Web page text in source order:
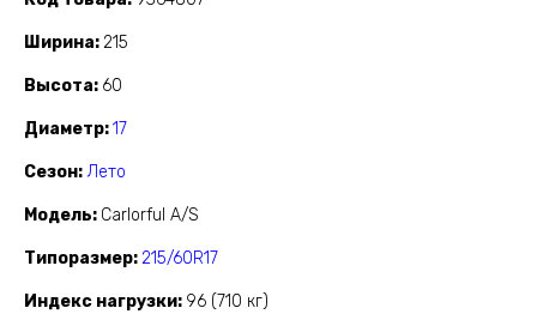
Ширина 215
Высота 60
Диаметр 17
Сезон Лето
Модель Carlorful A/S
Типоразмер 215/60R17
Индекс нагрузки 96 (710 кг)